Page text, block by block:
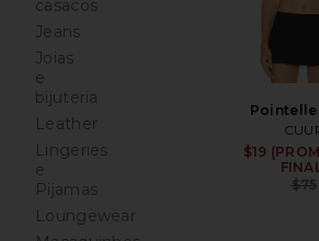
casacos
Jeans
Joias
e
bijuteria
Leather
Lingeries
e
Pijamas
Loungewear
Pointelle
$19
$75